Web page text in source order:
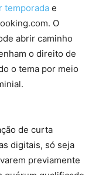
temporada e
O
abrir caminho
o direito de
o tema por meio
de curta
digitais, só seja
previamente